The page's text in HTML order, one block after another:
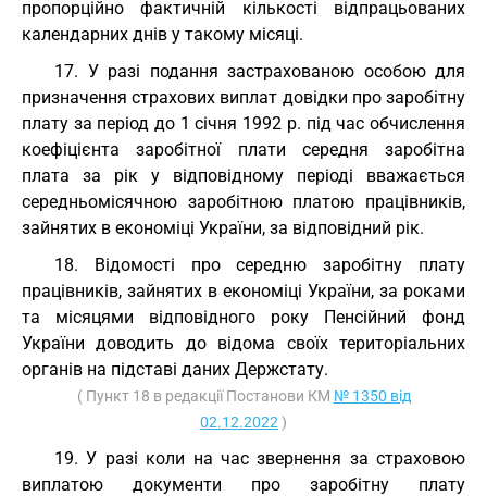
пропорційно фактичній кількості відпрацьованих
календарних днів у такому місяці.
17. У разі подання застрахованою особою для
призначення страхових виплат довідки про заробітну
плату за період до 1 січня 1992 р. під час обчислення
коефіцієнта заробітної плати середня заробітна
плата за рік у відповідному періоді вважається
середньомісячною заробітною платою працівників,
зайнятих в економіці України, за відповідний рік.
18. Відомості про середню заробітну плату
працівників, зайнятих в економіці України, за роками
та місяцями відповідного року Пенсійний фонд
України доводить до відома своїх територіальних
органів на підставі даних Держстату.
( Пункт 18 в редакції Постанови КМ № 1350 від
02.12.2022 )
19. У разі коли на час звернення за страховою
виплатою документи про заробітну плату